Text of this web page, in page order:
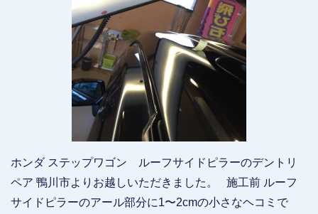
ホンダ ステップワゴン ルーフサイドピラーのデントリ
ペア 鴨川市よりお越しいただきました。 施工前 ルーフ
サイドピラーのアール部分に1〜2cmの小さなヘコミで